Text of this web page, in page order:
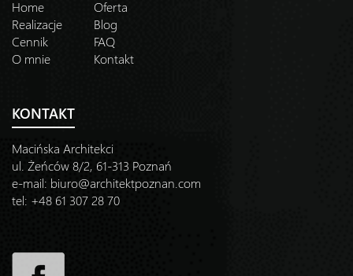
Home
Oferta
Realizacje
Blog
Cennik
FAQ
O mnie
Kontakt
KONTAKT
Macińska Architekci
ul. Żeńców 8/2, 61-313 Poznań
e-mail: biuro@architektpoznan.com
tel: +48 61 307 28 70